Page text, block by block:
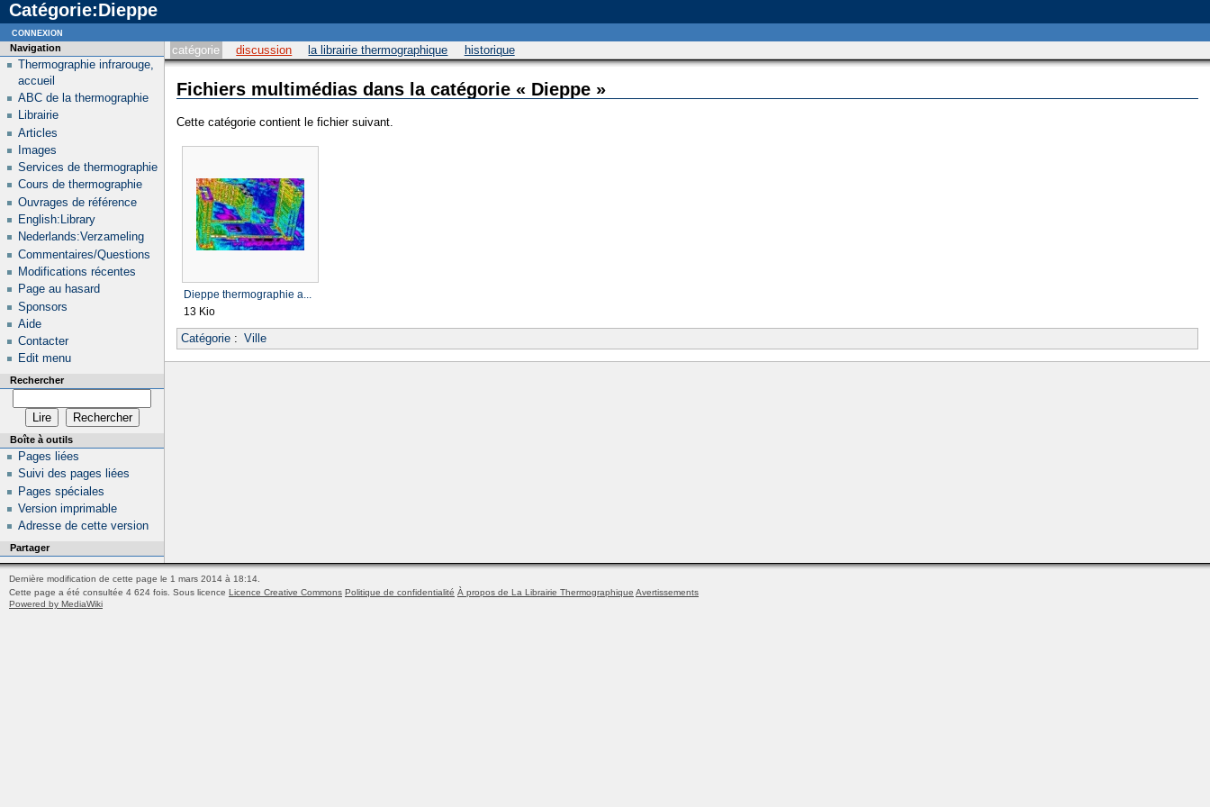
Catégorie:Dieppe
catégorie discussion la librairie thermographique historique
Fichiers multimédias dans la catégorie « Dieppe »
Cette catégorie contient le fichier suivant.
Dieppe thermographie a...
13 Kio
Catégorie: Ville
Navigation
Thermographie infrarouge,
accueil
ABC de la thermographie
Librairie
Articles
Images
Services de thermographie
Cours de thermographie
Ouvrages de référence
English:Library
Nederlands:Verzameling
Commentaires/Questions
Modifications récentes
Page au hasard
Sponsors
Aide
Contacter
Edit menu
Rechercher
Boîte à outils
Pages liées
Suivi des pages liées
Pages spéciales
Version imprimable
Adresse de cette version
Partager
connexion
Dernière modification de cette page le 1 mars 2014 à 18:14.
Cette page a été consultée 4 624 fois. Sous licence Licence Creative Commons Politique de confidentialité À propos de La Librairie Thermographique Avertissements
Powered by MediaWiki